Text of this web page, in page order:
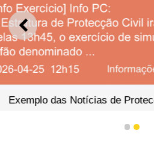
ANTERIOR
Civil 1
1 2